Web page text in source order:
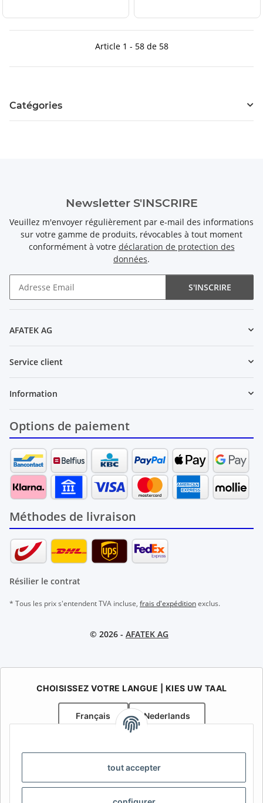
tout accepter
Article 1 - 58 de 58
Catégories
Newsletter S'INSCRIRE
Veuillez m'envoyer régulièrement par e-mail des informations
sur votre gamme de produits, révocables à tout moment
conformément à votre déclaration de protection des
données.
S'INSCRIRE
AFATEK AG
Service client
Information
Options de paiement
Méthodes de livraison
Résilier le contrat
* Tous les prix s'entendent TVA incluse, frais d'expéditionexclus.
© 2026 - AFATEK AG
CHOISISSEZ VOTRE LANGUE | KIES UW TAAL
Français Nederlands
specialist in onderdelen voor aanhangwagens
Contact:info@afatek.com